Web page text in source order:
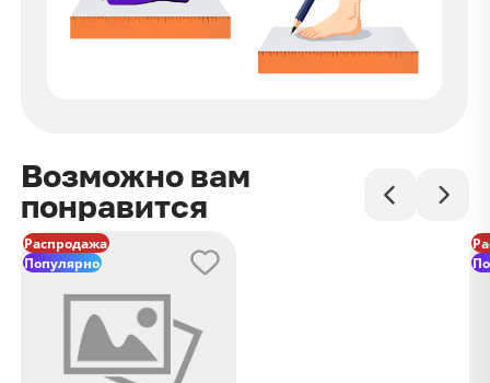
Возможно вам
понравится
Распродажа
Популярно